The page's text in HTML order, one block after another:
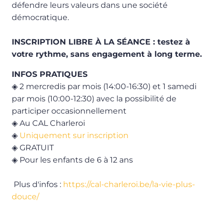
défendre leurs valeurs dans une société
démocratique.
INSCRIPTION LIBRE À LA SÉANCE : testez à
votre rythme, sans engagement à long terme.
INFOS PRATIQUES
◈ 2 mercredis par mois (14:00-16:30) et 1 samedi
par mois (10:00-12:30) avec la possibilité de
participer occasionnellement
◈ Au CAL Charleroi
◈ Uniquement sur inscription
◈ GRATUIT
◈ Pour les enfants de 6 à 12 ans
Plus d'infos : https://cal-charleroi.be/la-vie-plus-
douce/